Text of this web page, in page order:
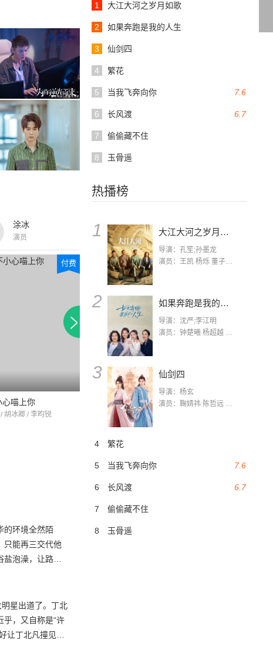
1 大江大河之岁月如歌
2 如果奔跑是我的人生
3 仙剑四
4 繁花
7.6
5 当我飞奔向你
6.7
6 长风渡
7 偷偷藏不住
8 玉骨遥
热播榜
1 大江大河之岁月如歌
导演：孔笙;孙墨龙
演员：王凯 杨烁 董子健 杨采钰 张佳宁 练练 林栋甫 房子斌
2 如果奔跑是我的人生
导演：沈严;李江明
演员：钟楚曦 杨超越 许娣 陈小艺 侯雯元 宋洋 王宥钧 李添诺
3 仙剑四
导演：杨玄
演员：鞠婧祎 陈哲远 茅子俊 毛晓慧 王媛可 张志浩 林枫松 张帆（演员）
4 繁花
7.6
5 当我飞奔向你
6.7
6 长风渡
7 偷偷藏不住
8 玉骨遥
涂冰
演员
付费
心喵上你
胡冰卿 / 李昀锐
楼下女友请签收越南语版
王冠逸 / 徐好 / 吴昊泽
天团见习生
的环境全然陌
只能再三交代他
泡澡，让路靳
起了路靳言的
路靳言在危险的
身边，一次次保
家大小姐许希
星出道了。丁北
，又自称是“许
让丁北凡撞见了